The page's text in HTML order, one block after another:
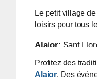
Le petit village
loisirs pour tous
Alaior: Sant
Profitez des
Alaior. Des